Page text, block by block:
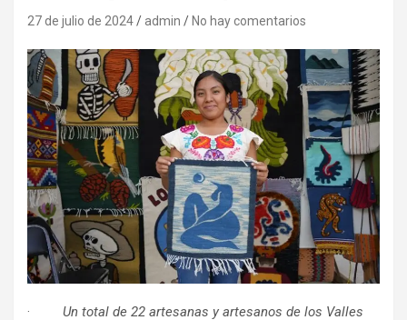
27 de julio de 2024 admin No hay comentarios
· Un total de 22 artesanas y artesanos de los Valles